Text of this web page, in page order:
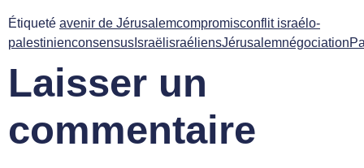
Étiqueté avenir de Jérusalemcompromisconflit israélo-
palestinienconsensus Israël israéliensJérusalemnégociation
Laisser un
commentaire